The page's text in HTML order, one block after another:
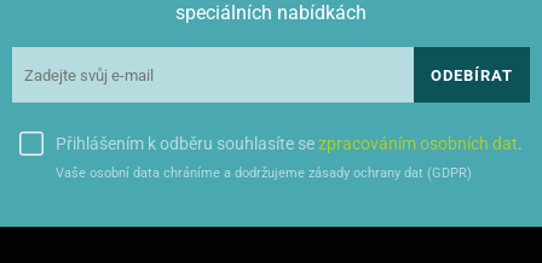
speciálních nabídkách
ODEBÍRAT
Přihlášením k odběru souhlasíte sezpracováním osobních dat.
Vaše osobní data chráníme a dodržujeme zásady ochrany dat (GDPR)